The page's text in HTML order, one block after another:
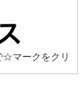
☆マークをクリ